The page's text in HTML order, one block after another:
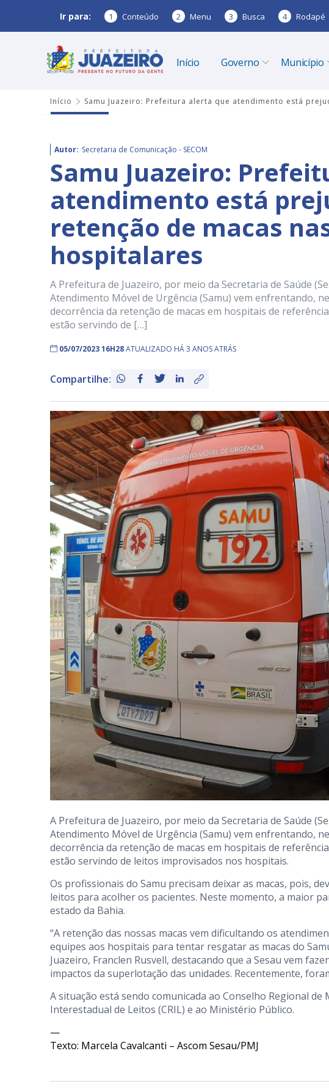
Ir para: 1 Conteúdo 2 Menu 3 Busca 4 Rodapé
Início Governo Município
Início Samu Juazeiro: Prefeitura alerta que atendimento está
Autor: Secretaria de Comunicação - SECOM
Samu Juazeiro:
atendimento está
retenção de macas
hospitalares
A Prefeitura de Juazeiro, por meio da Secretaria de Saúde
Atendimento Móvel de Urgência (Samu) vem enfrentando,
decorrência da retenção de macas em hospitais de
estão servindo de […]
05/07/2023 16H28ATUALIZADO HÁ 3 ANOS ATRÁS
Compartilhe:
A Prefeitura de Juazeiro, por meio da Secretaria de Saúde
Atendimento Móvel de Urgência (Samu) vem enfrentando,
decorrência da retenção de macas em hospitais de
estão servindo de leitos improvisados nos hospitais.
Os profissionais do Samu precisam deixar as macas, pois,
leitos para acolher os pacientes. Neste momento, a maior
estado da Bahia.
“A retenção das nossas macas vem dificultando os
equipes aos hospitais para tentar resgatar as macas do
Juazeiro, Franclen Rusvell, destacando que a Sesau vem
impactos da superlotação das unidades. Recentemente,
A situação está sendo comunicada ao Conselho Regional de
Interestadual de Leitos (CRIL) e ao Ministério Público.
—
Texto: Marcela Cavalcanti – Ascom Sesau/PMJ